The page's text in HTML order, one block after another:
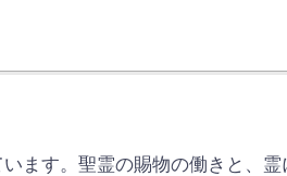
ます。聖霊の賜物の働きと、霊